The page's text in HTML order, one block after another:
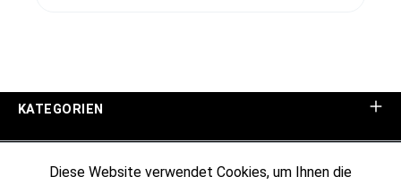
KATEGORIEN
Diese Website verwendet Cookies, um Ihnen die